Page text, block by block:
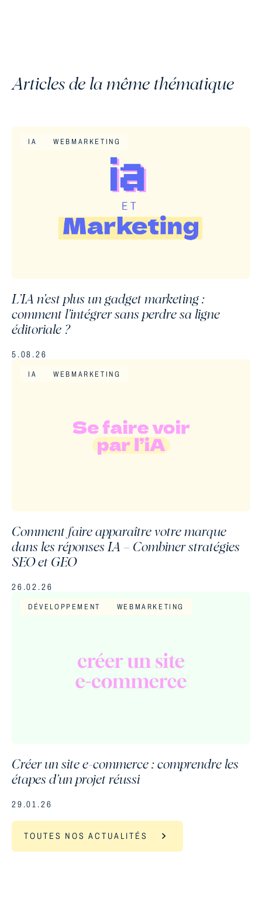
Articles de la même thématique
L’IA n’est plus un gadget marketing :
comment l’intégrer sans perdre sa ligne
éditoriale ?
IA WEBMARKETING
5.08.26
Comment faire apparaître votre marque
dans les réponses IA – Combiner stratégies
SEO et GEO
IA WEBMARKETING
26.02.26
Créer un site e-commerce : comprendre les
étapes d’un projet réussi
DÉVELOPPEMENT WEBMARKETING
29.01.26
TOUTES NOS ACTUALITÉS